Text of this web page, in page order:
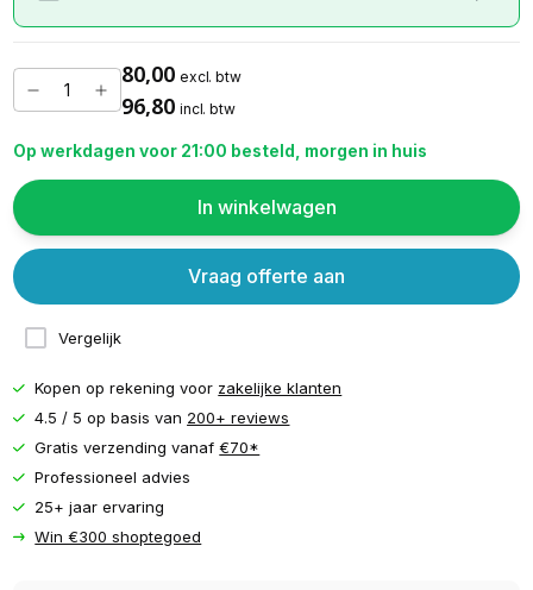
80,00 excl. btw
96,80 incl. btw
Op werkdagen voor 21:00 besteld, morgen in huis
In winkelwagen
Vergelijk
Vraag offerte aan
Kopen op rekening voor zakelijke klanten
4.5 / 5 op basis van 200+ reviews
Gratis verzending vanaf€70*
Professioneel advies
25+ jaar ervaring
Win €300 shoptegoed